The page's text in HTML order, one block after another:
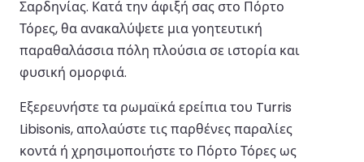
Σαρδηνίας. Κατά την άφιξή σας στο Πόρτο
Τόρες, θα ανακαλύψετε μια γοητευτική
παραθαλάσσια πόλη πλούσια σε ιστορία και
φυσική ομορφιά.
Εξερευνήστε τα ρωμαϊκά ερείπια του Turris
Libisonis, απολαύστε τις παρθένες παραλίες
κοντά ή χρησιμοποιήστε το Πόρτο Τόρες ως